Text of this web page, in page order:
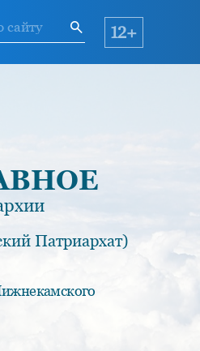
12+
Патриархат)